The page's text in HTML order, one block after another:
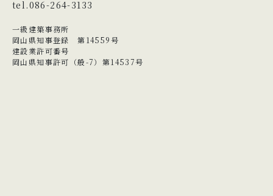
tel.086-264-3133
一級建築事務所
岡山県知事登録 第14559号
建設業許可番号
岡山県知事許可（般-7）第14537号